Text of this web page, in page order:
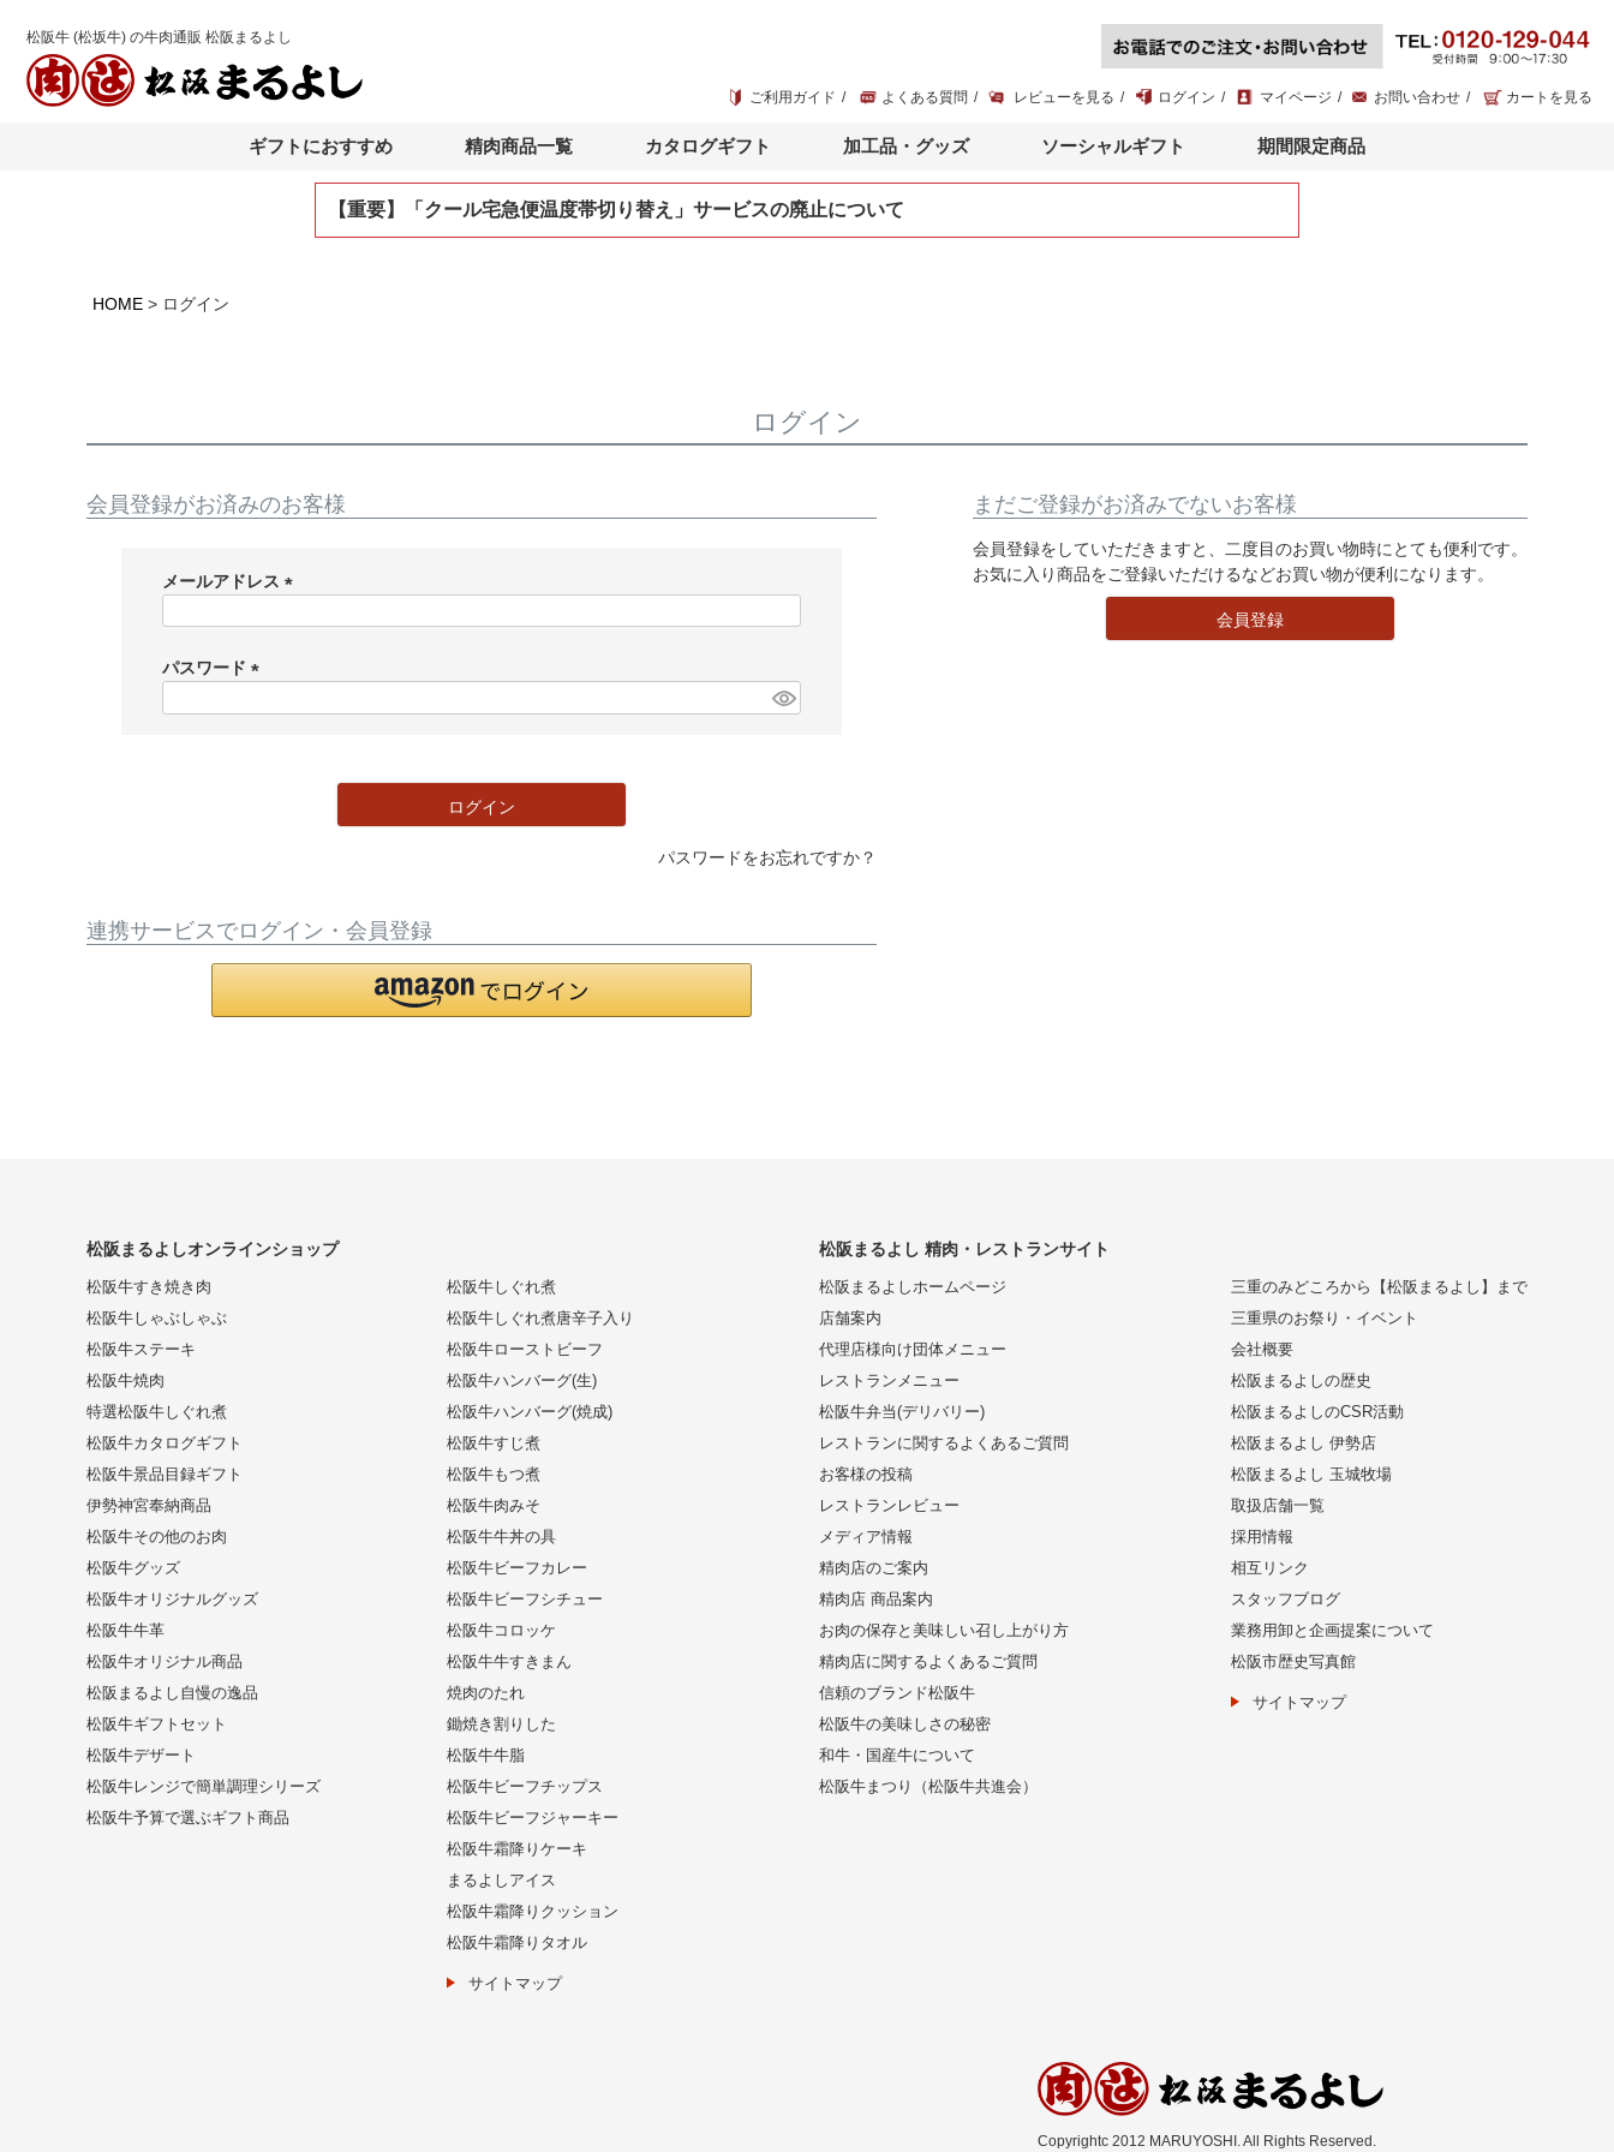
松阪牛 (松坂牛) の牛肉通販 松阪まるよし
ご利用ガイド よくある質問 レビューを見る ログイン マイページ お問い合わせ カートを見る
ギフトにおすすめ 精肉商品一覧 カタログギフト 加工品・グッズ ソーシャルギフト 期間限定商品
【重要】「クール宅急便温度帯切り替え」サービスの廃止について
HOME ログイン
ログイン
会員登録がお済みのお客様
メールアドレス
)
パスワード
ログイン
パスワードをお忘れですか？
連携サービスでログイン・会員登録
まだご登録がお済みでないお客様
会員登録をしていただきますと、二度目のお買い物時にとても便利です。
お気に入り商品をご登録いただけるなどお買い物が便利になります。
会員登録
松阪まるよしオンラインショップ
松阪牛すき焼き肉
松阪牛しゃぶしゃぶ
松阪牛ステーキ
松阪牛焼肉
特選松阪牛しぐれ煮
松阪牛カタログギフト
松阪牛景品目録ギフト
伊勢神宮奉納商品
松阪牛その他のお肉
松阪牛グッズ
松阪牛オリジナルグッズ
松阪牛牛革
松阪牛オリジナル商品
松阪まるよし自慢の逸品
松阪牛ギフトセット
松阪牛デザート
松阪牛レンジで簡単調理シリーズ
松阪牛予算で選ぶギフト商品
松阪牛しぐれ煮
松阪牛しぐれ煮唐辛子入り
松阪牛ローストビーフ
松阪牛ハンバーグ(生)
松阪牛ハンバーグ(焼成)
松阪牛すじ煮
松阪牛もつ煮
松阪牛肉みそ
松阪牛牛丼の具
松阪牛ビーフカレー
松阪牛ビーフシチュー
松阪牛コロッケ
松阪牛牛すきまん
焼肉のたれ
鋤焼き割りした
松阪牛牛脂
松阪牛ビーフチップス
松阪牛ビーフジャーキー
松阪牛霜降りケーキ
まるよしアイス
松阪牛霜降りクッション
松阪牛霜降りタオル
サイトマップ
松阪まるよし 精肉・レストランサイト
松阪まるよしホームページ
店舗案内
代理店様向け団体メニュー
レストランメニュー
松阪牛弁当(デリバリー)
レストランに関するよくあるご質問
お客様の投稿
レストランレビュー
メディア情報
精肉店のご案内
精肉店 商品案内
お肉の保存と美味しい召し上がり方
精肉店に関するよくあるご質問
信頼のブランド松阪牛
松阪牛の美味しさの秘密
和牛・国産牛について
松阪牛まつり（松阪牛共進会）
三重のみどころから【松阪まるよし】まで
三重県のお祭り・イベント
会社概要
松阪まるよしの歴史
松阪まるよしのCSR活動
松阪まるよし 伊勢店
松阪まるよし 玉城牧場
取扱店舗一覧
採用情報
相互リンク
スタッフブログ
業務用卸と企画提案について
松阪市歴史写真館
サイトマップ
Copyrightc 2012 MARUYOSHI. All Rights Reserved.